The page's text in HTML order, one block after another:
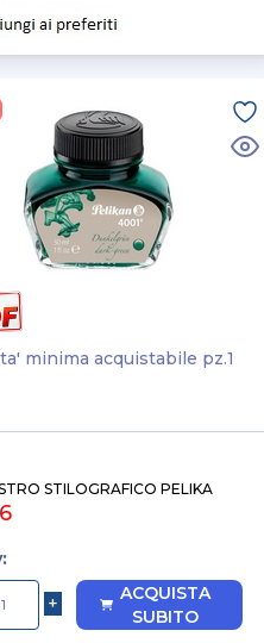
minima acquistabile pz.1
STILOGRAFICO PELIKA
ACQUISTA
SUBITO